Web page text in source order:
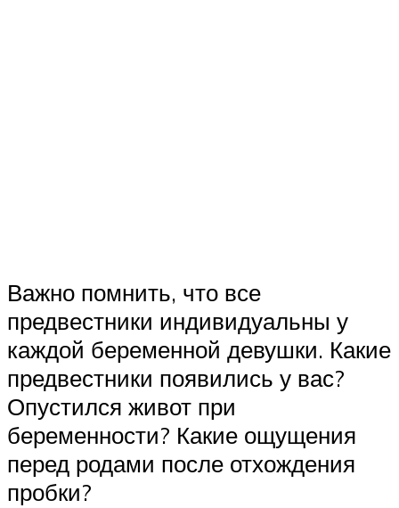
Важно помнить, что все
предвестники индивидуальны у
каждой беременной девушки. Какие
предвестники появились у вас?
Опустился живот при
беременности? Какие ощущения
перед родами после отхождения
пробки?